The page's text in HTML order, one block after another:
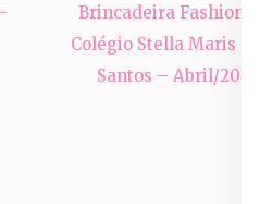
Brincadeira Fashion –
Colégio Stella Maris de
Santos – Abril/2005